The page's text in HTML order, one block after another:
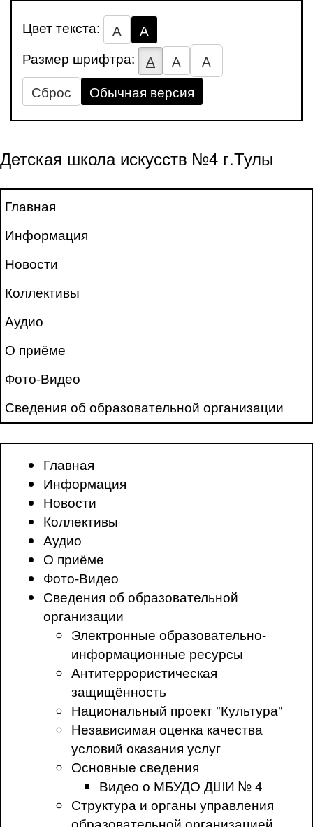
Цвет текста: А
А
Размер шрифтра:
А А
А
Сброс
Обычная версия
Детская школа искусств №4 г.Тулы
Главная
Информация
Новости
Коллективы
Аудио
О приёме
Фото-Видео
Сведения об образовательной организации
Главная
Информация
Новости
Коллективы
Аудио
О приёме
Фото-Видео
Сведения об образовательной
организации
Электронные образовательно-
информационные ресурсы
Антитеррористическая
защищённость
Национальный проект "Культура"
Независимая оценка качества
условий оказания услуг
Основные сведения
Видео о МБУДО ДШИ № 4
Структура и органы управления
образовательной организацией